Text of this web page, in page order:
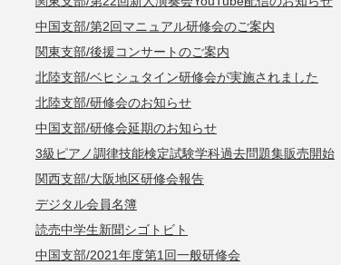
中国支部/第2回マニュアル研修会のご案内
関東支部/後援コンサートのご案内
北陸支部/ベヒシュタイン研修会が実施されました
北陸支部/研修会のお知らせ
中国支部/研修会延期のお知らせ
3級ピアノ調律技能検定試験学科過去問題集販売開始
関西支部/大阪地区研修会報告
デジタル会員名簿
読売中学生新聞シゴトビト
中国支部/2021年度第1回一般研修会